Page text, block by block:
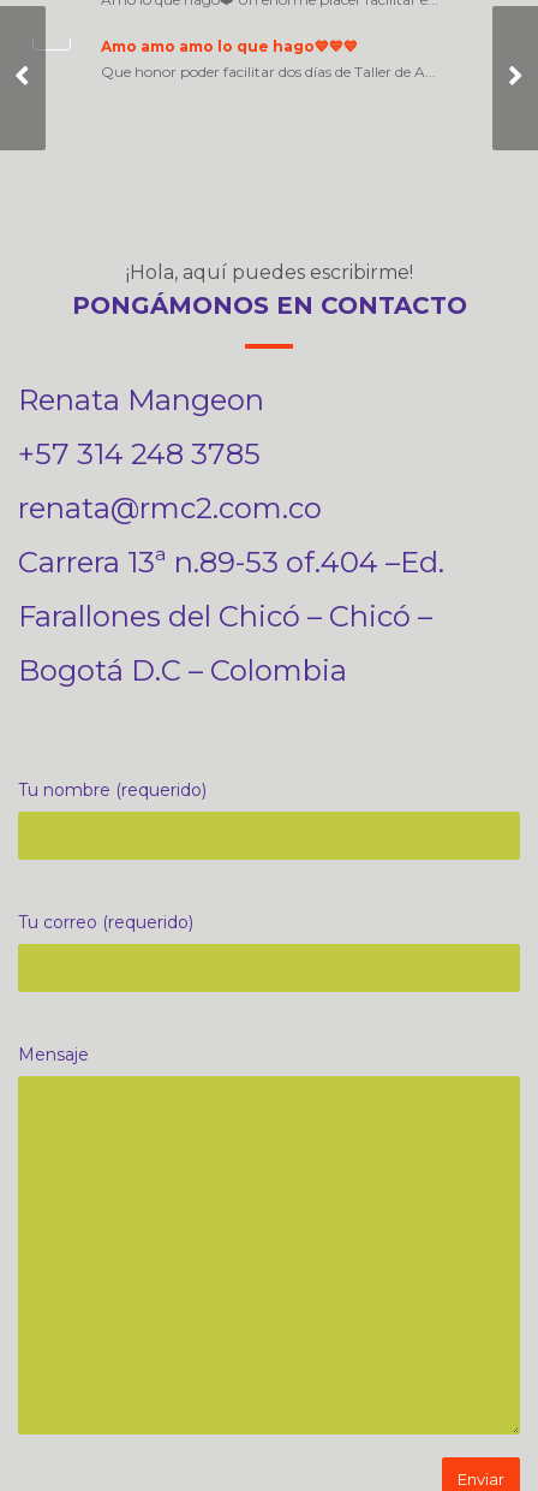
Amo amo amo lo que hago💙💙💙
Que honor poder facilitar dos días de Taller de A...
Pasión por mi HACER
¡Hola, aquí puedes escribirme!
PONGÁMONOS EN CONTACTO
Renata Mangeon
+57 314 248 3785
renata@rmc2.com.co
Carrera 13ª n.89-53 of.404 –Ed.
Farallones del Chicó – Chicó –
Bogotá D.C – Colombia
Tu nombre (requerido)
Tu correo (requerido)
Mensaje